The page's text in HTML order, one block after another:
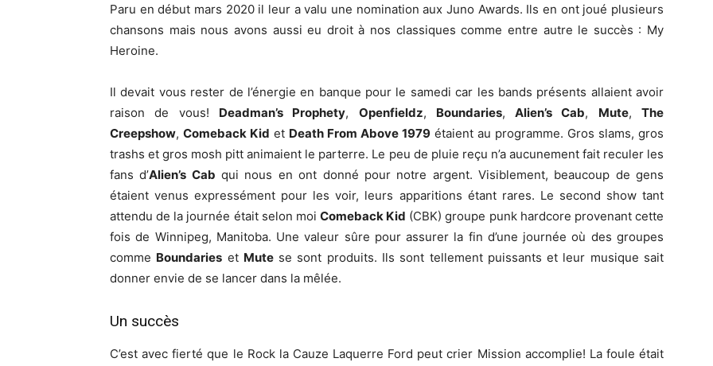
Paru en début mars 2020 il leur a valu une nomination aux Juno Awards. Ils en ont joué plusieurs
chansons mais nous avons aussi eu droit à nos classiques comme entre autre le succès : My
Heroine.
Il devait vous rester de l’énergie en banque pour le samedi car les bands présents allaient avoir
raison de vous! Deadman’s Prophety, Openfieldz, Boundaries,Alien’s Cab, Mute,The
Creepshow, Comeback Kid et Death From Above 1979 étaient au programme. Gros slams, gros
trashs et gros mosh pitt animaient le parterre. Le peu de pluie reçu n’a aucunement fait reculer les
fans d’Alien’s Cab qui nous en ont donné pour notre argent. Visiblement, beaucoup de gens
étaient venus expressément pour les voir, leurs apparitions étant rares. Le second show tant
attendu de la journée était selon moi Comeback Kid (CBK) groupe punk hardcore provenant cette
fois de Winnipeg, Manitoba. Une valeur sûre pour assurer la fin d’une journée où des groupes
comme Boundaries et Mutese sont produits. Ils sont tellement puissants et leur musique sait
donner envie de se lancer dans la mêlée.
Un succès
C’est avec fierté que le Rock la Cauze Laquerre Ford peut crier Mission accomplie! La foule était